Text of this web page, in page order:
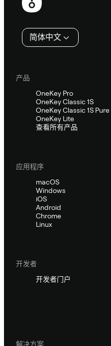
简体中文
产品
OneKey Pro
OneKey Classic 1S
OneKey Classic 1S Pure
OneKey Lite
查看所有产品
应用程序
macOS
Windows
iOS
Android
Chrome
Linux
开发者
开发者门户
解决方案